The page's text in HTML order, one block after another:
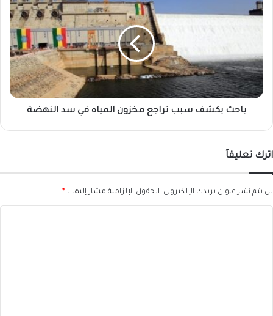
يكشف
سبب
المياه
في
سد
النهضة
باحث يكشف سبب تراجع مخزون المياه في سد النهضة
اترك تعليقاً
لن يتم نشر عنوان بريدك الإلكتروني. الحقول الإلزامية مشار إليها بـ *